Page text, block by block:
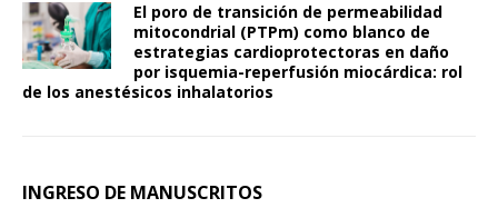
El poro de transición de permeabilidad
mitocondrial (PTPm) como blanco de
estrategias cardioprotectoras en daño
por isquemia-reperfusión miocárdica: rol
de los anestésicos inhalatorios
INGRESO DE MANUSCRITOS